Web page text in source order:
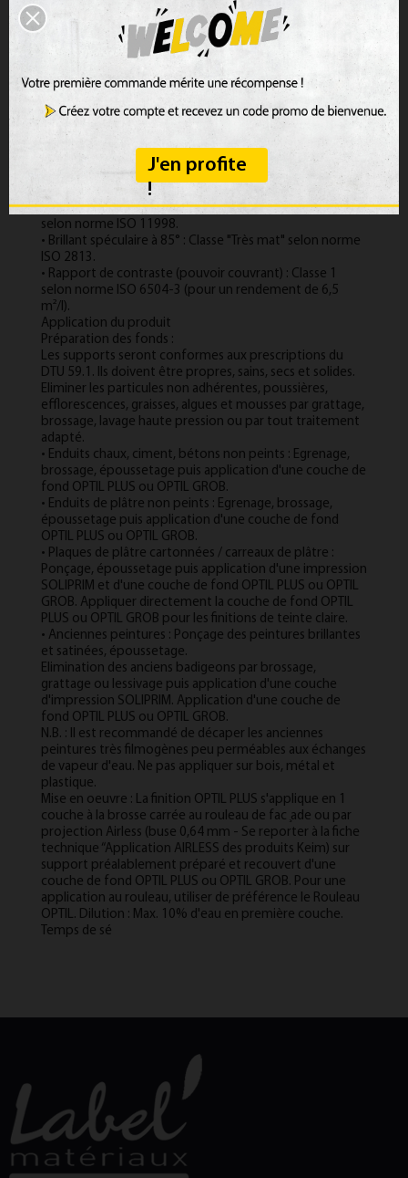
protocole AFSSET 2009 : rapport d’essais CSTB n° SB 09-
097.
• Propriétés algicides et germicides.
• Grande facilité d'application.
• Disponible dans toutes les teintes des nuanciers KEIM
EXCLUSIV et KEIM AVANTGARDE. Teintes spéciales sur
demande.
Caractéristiques techniques
• Perméabilité à la vapeur d'eau : Sd < 0,01 m (soit
• Résistance à l'abrasion humide (lessivabilité) : Classe 2
selon norme ISO 11998.
• Brillant spéculaire à 85° : Classe "Très mat" selon norme
ISO 2813.
• Rapport de contraste (pouvoir couvrant) : Classe 1
selon norme ISO 6504-3 (pour un rendement de 6,5
m²/l).
Application du produit
Préparation des fonds :
Les supports seront conformes aux prescriptions du
DTU 59.1. Ils doivent être propres, sains, secs et solides.
Eliminer les particules non adhérentes, poussières,
efflorescences, graisses, algues et mousses par grattage,
brossage, lavage haute pression ou par tout traitement
adapté.
• Enduits chaux, ciment, bétons non peints : Egrenage,
brossage, époussetage puis application d'une couche de
fond OPTIL PLUS ou OPTIL GROB.
• Enduits de plâtre non peints : Egrenage, brossage,
époussetage puis application d'une couche de fond
OPTIL PLUS ou OPTIL GROB.
• Plaques de plâtre cartonnées / carreaux de plâtre :
Ponçage, époussetage puis application d'une impression
SOLIPRIM et d'une couche de fond OPTIL PLUS ou OPTIL
GROB. Appliquer directement la couche de fond OPTIL
PLUS ou OPTIL GROB pour les finitions de teinte claire.
• Anciennes peintures : Ponçage des peintures brillantes
et satinées, époussetage.
Elimination des anciens badigeons par brossage,
grattage ou lessivage puis application d'une couche
d'impression SOLIPRIM. Application d'une couche de
fond OPTIL PLUS ou OPTIL GROB.
N.B. : Il est recommandé de décaper les anciennes
peintures très filmogènes peu perméables aux échanges
de vapeur d'eau. Ne pas appliquer sur bois, métal et
plastique.
Mise en oeuvre : La finition OPTIL PLUS s'applique en 1
couche à la brosse carrée au rouleau de fac ̧ade ou par
projection Airless (buse 0,64 mm - Se reporter à la fiche
technique “Application AIRLESS des produits Keim) sur
support préalablement préparé et recouvert d'une
couche de fond OPTIL PLUS ou OPTIL GROB. Pour une
application au rouleau, utiliser de préférence le Rouleau
OPTIL. Dilution : Max. 10% d'eau en première couche.
Temps de sé
J'en profite
!